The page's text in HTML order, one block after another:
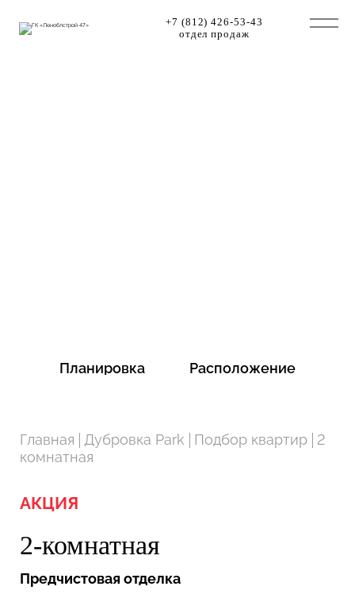
+7 (812) 426-53-43
отдел продаж
Планировка Расположение
Главная Дубровка Park Подбор квартир
2
комнатная
АКЦИЯ
2-комнатная
Предчистовая отделка